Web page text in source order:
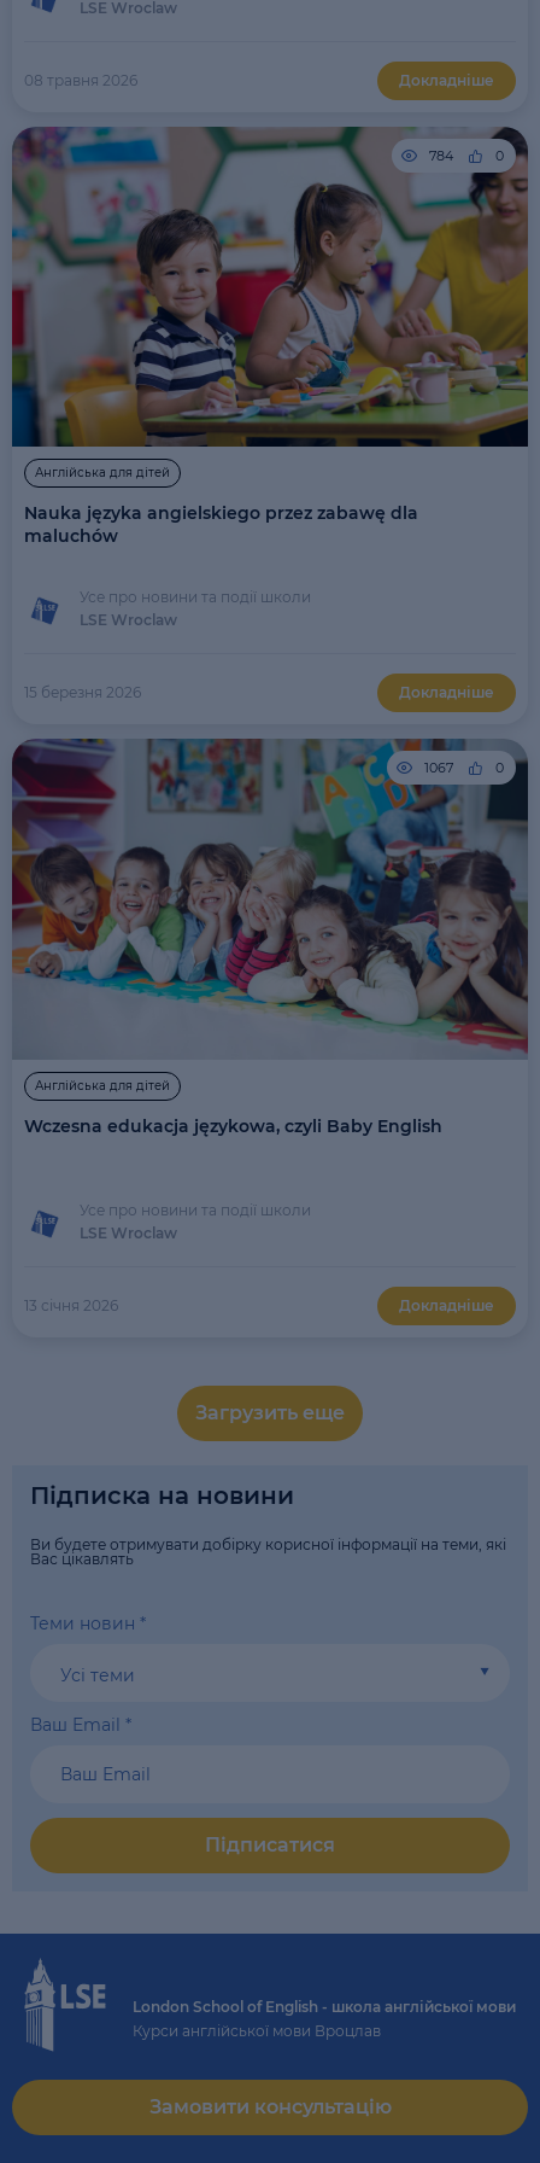
LSE Wroclaw
08 травня 2026 Докладніше
784 0
Англійська для дітей
Nauka języka angielskiego przez zabawę dla
maluchów
Усе про новини та події школи
LSE Wroclaw
15 березня 2026 Докладніше
1067 0
Англійська для дітей
Wczesna edukacja językowa, czyli Baby English
Усе про новини та події школи
LSE Wroclaw
13 січня 2026 Докладніше
Загрузить еще
Підписка на новини
Ви будете отримувати добірку корисної інформації на теми, які
Вас цікавлять
Теми новин *
Усі теми
Ваш Email *
Підписатися
London School of English - школа англійської мови
Курси англійської мови Вроцлав
Замовити консультацію